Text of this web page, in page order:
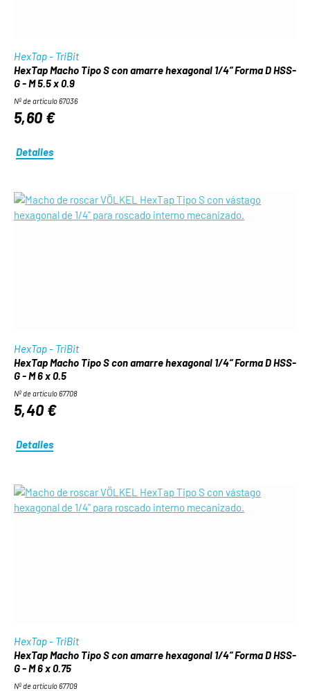
HexTap - TriBit
HexTap Macho Tipo S con amarre hexagonal 1/4“ Forma D HSS-
G - M 5.5 x 0.9
Nº de artículo 67036
5,60 €
Detalles
HexTap - TriBit
HexTap Macho Tipo S con amarre hexagonal 1/4“ Forma D HSS-
G - M 6 x 0.5
Nº de artículo 67708
5,40 €
Detalles
HexTap - TriBit
HexTap Macho Tipo S con amarre hexagonal 1/4“ Forma D HSS-
G - M 6 x 0.75
Nº de artículo 67709